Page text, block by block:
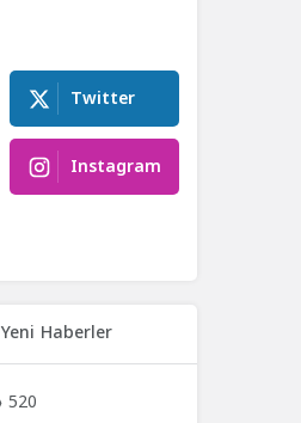
Twitter
Instagram
Yeni Haberler
520